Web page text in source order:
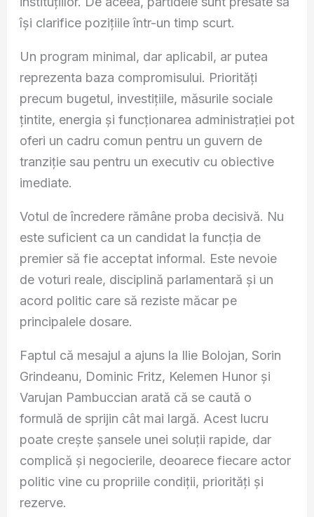
își clarifice pozițiile într-un timp scurt.
Un program minimal, dar aplicabil, ar putea
reprezenta baza compromisului. Priorități
precum bugetul, investițiile, măsurile sociale
țintite, energia și funcționarea administrației pot
oferi un cadru comun pentru un guvern de
tranziție sau pentru un executiv cu obiective
imediate.
Votul de încredere rămâne proba decisivă. Nu
este suficient ca un candidat la funcția de
premier să fie acceptat informal. Este nevoie
de voturi reale, disciplină parlamentară și un
acord politic care să reziste măcar pe
principalele dosare.
Faptul că mesajul a ajuns la Ilie Bolojan, Sorin
Grindeanu, Dominic Fritz, Kelemen Hunor și
Varujan Pambuccian arată că se caută o
formulă de sprijin cât mai largă. Acest lucru
poate crește șansele unei soluții rapide, dar
complică și negocierile, deoarece fiecare actor
politic vine cu propriile condiții, priorități și
rezerve.